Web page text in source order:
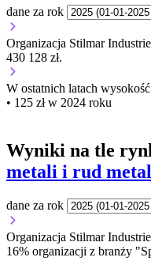
dane za rok
Organizacja Stilmar
430 128 zł.
W ostatnich latach
• 125 zł w 2024 roku
Wyniki na tle
metali i rud
dane za rok
Organizacja Stilmar
16% organizacji z branży